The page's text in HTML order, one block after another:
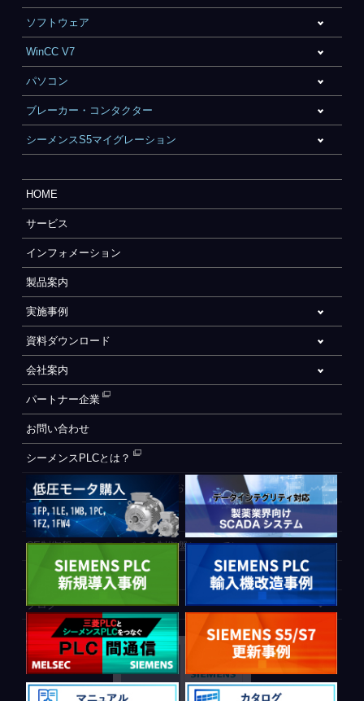
ソフトウェア
WinCC V7
パソコン
ブレーカー・コンタクター
シーメンスS5マイグレーション
HOME
サービス
インフォメーション
製品案内
実施事例
資料ダウンロード
会社案内
パートナー企業
お問い合わせ
シーメンスPLCとは？
自動化設備をご検討されているお客様へ
WEB会員登録フォーム
CE制御盤（ヨーロッパでの制御盤について）
PLC間通信
ブログ